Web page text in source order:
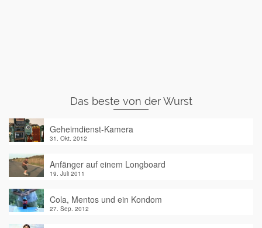
Das beste von der Wurst
Geheimdienst-Kamera
31. Okt. 2012
Anfänger auf einem Longboard
19. Juli 2011
Cola, Mentos und ein Kondom
27. Sep. 2012